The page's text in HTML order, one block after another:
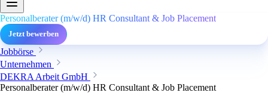
Personalberater (m/w/d) HR Consultant & Job Placement
Jetzt bewerben
Jobbörse
Unternehmen
DEKRA Arbeit GmbH
Personalberater (m/w/d) HR Consultant & Job Placement